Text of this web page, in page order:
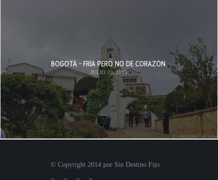
BOGOTÁ - FRÍA PERO NO DE CORAZÓN.
JULIO 20, 2015
© Copyright 2014 por Sin Destino Fijo